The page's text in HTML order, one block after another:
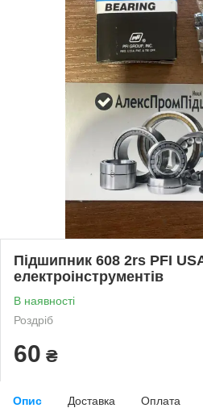
Підшипник 608 2rs PFI
електроінструментів
В наявності
Роздріб
60 ₴
Опис Доставка Оплата